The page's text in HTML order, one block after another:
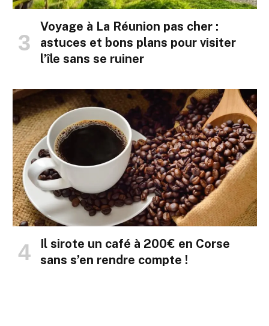
Voyage à La Réunion pas cher :
astuces et bons plans pour visiter
l’île sans se ruiner
Il sirote un café à 200€ en Corse
sans s’en rendre compte !